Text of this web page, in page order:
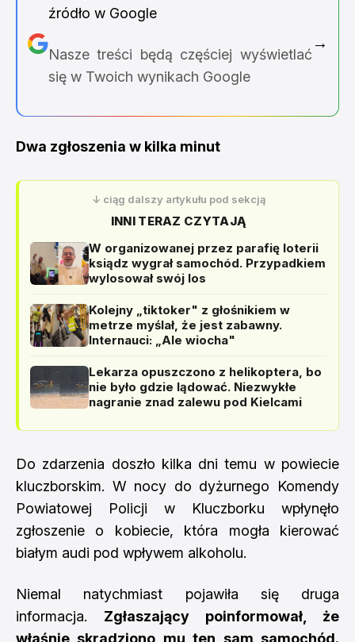
źródło w Google
Nasze treści będą częściej wyświetlać
się w Twoich wynikach Google
→
Dwa zgłoszenia w kilka minut
↓ ciąg dalszy artykułu pod sekcją
INNI TERAZ CZYTAJĄ
W organizowanej przez parafię loterii
ksiądz wygrał samochód. Przypadkiem
wylosował swój los
Kolejny „tiktoker" z głośnikiem w
metrze myślał, że jest zabawny.
Internauci: „Ale wiocha"
Lekarza opuszczono z helikoptera, bo
nie było gdzie lądować. Niezwykłe
nagranie znad zalewu pod Kielcami
Do zdarzenia doszło kilka dni temu w powiecie
kluczborskim. W nocy do dyżurnego Komendy
Powiatowej Policji w Kluczborku wpłynęło
zgłoszenie o kobiecie, która mogła kierować
białym audi pod wpływem alkoholu.
Niemal natychmiast pojawiła się druga
informacja. Zgłaszający poinformował, że
właśnie skradziono mu ten sam samochód.